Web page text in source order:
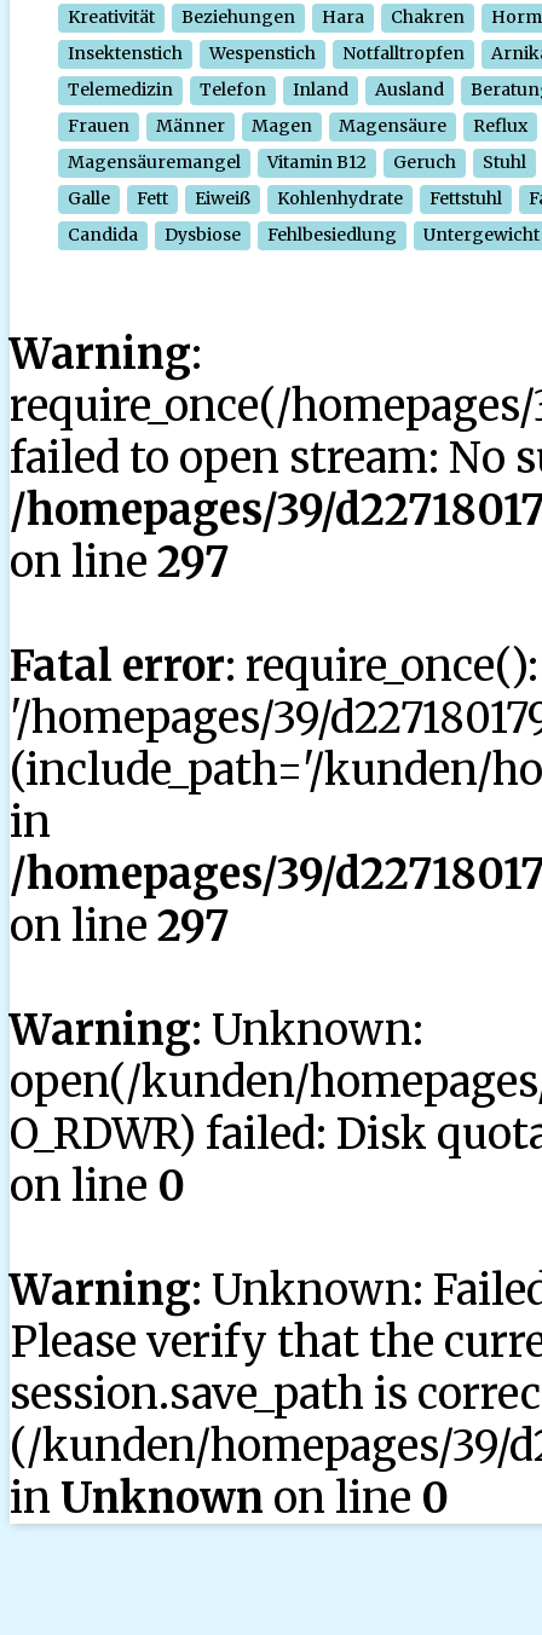
Kreativität
Beziehungen Hara Chakren
Insektenstich
Wespenstich Notfalltropfen
Telemedizin
Telefon Inland Ausland
Frauen
Männer Magen Magensäure
Reflux
Magensäuremangel
Vitamin B12 Geruch
Stuhl
Galle
Fett Eiweiß Kohlenhydrate Fettstuhl
Candida
Dysbiose Fehlbesiedlung Untergewicht
Warning:
require_once(/
failed to open stream: No
/homepages/39/
on line 297
Fatal error:
'/homepages/39/
(include_path='/kunden/
in
/homepages/39/
on line 297
Warning: Unknown:
open(/kunden/
O_RDWR) failed: Disk
on line 0
Warning: Unknown:
Please verify that the
session.save_path is
(/kunden/homepages/39/
in Unknown on line 0